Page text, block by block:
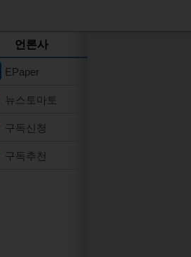
언론사
EPaper
뉴스토마토
구독신청
구독추천